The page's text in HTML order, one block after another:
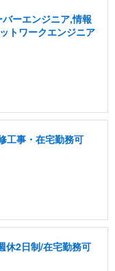
ーエンジニア,情報
トワークエンジニア
工事・在宅勤務可
休2日制/在宅勤務可